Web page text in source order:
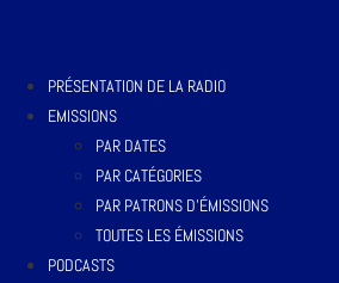
PRÉSENTATION DE LA RADIO
EMISSIONS
PAR DATES
PAR CATÉGORIES
PAR PATRONS D’ÉMISSIONS
TOUTES LES ÉMISSIONS
PODCASTS